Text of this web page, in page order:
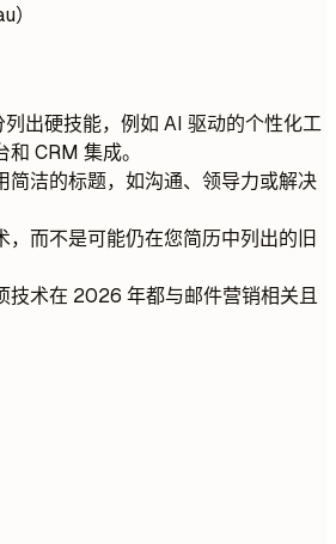
列出硬技能，例如 AI 驱动的个性化工
CRM 集成。
简洁的标题，如沟通、领导力或解决
，而不是可能仍在您简历中列出的旧
技术在 2026 年都与邮件营销相关且